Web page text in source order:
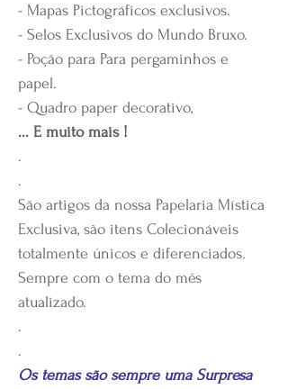
- Mapas Pictográficos exclusivos.
- Selos Exclusivos do Mundo Bruxo.
- Poção para Para pergaminhos e
papel.
- Quadro paper decorativo,
... E muito mais !
.
.
São artigos da nossa Papelaria Mística
Exclusiva, são itens Colecionáveis
totalmente únicos e diferenciados.
Sempre com o tema do mês
atualizado.
.
.
Os temas são sempre uma Surpresa